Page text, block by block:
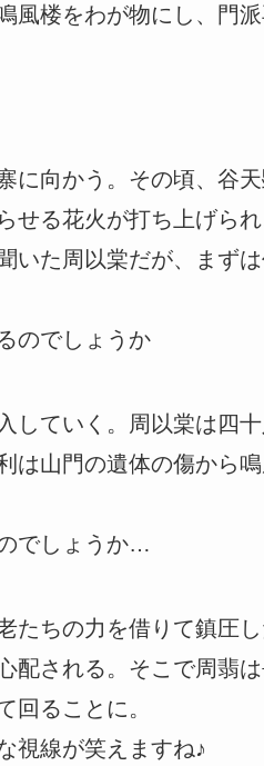
風楼をわが物にし、門
に向かう。その頃、谷
る花火が打ち上げられ
いた周以棠だが、まず
のでしょうか
していく。周以棠は四十
は山門の遺体の傷から
でしょうか…
たちの力を借りて鎮圧し
配される。そこで周翡
回ることに。
視線が笑えますね♪